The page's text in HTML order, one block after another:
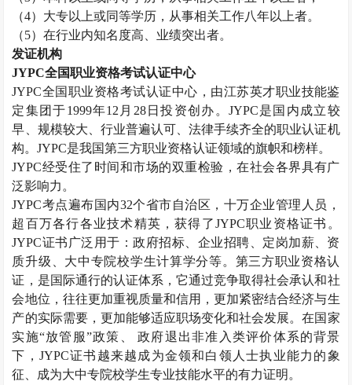
（4）大专以上或同等学历，从事相关工作八年以上者。
（5）在行业内知名度高、业绩突出者。
发证机构
JYPC全国职业资格考试认证中心
JYPC全国职业资格考试认证中心，由江苏英才职业技能鉴
定集团于1999年12 月 28日投资创办。 JYPC是国内成立较
早、规模较大、行业普遍认可、法律手续齐全的职业认证机
构。JYPC是我国第三方职业资格认证领域的旗帜和榜样。
JYPC经受住了时间和市场的双重检验，在社会各界具有广
泛影响力。
JYPC考点遍布国内32个省市自治区，十万企业管理人员，
超百万各行各业技术精英，获得了JYPC职业资格证书。
JYPC证书广泛用于：政府招标、企业招聘、定岗加薪、资
质升级、大中专院校学生计算学分等。第三方职业资格认
证，是国际通行的认证体系，它通过竞争取得社会承认和社
会地位，往往更加重视质量和信用，更加紧密结合经济与生
产的实际需要，更加能够适应职场变化和社会发展。在国家
实施“放管服”政策、 政府退出非准入类评价体系的背景
下， JYPC证书越来越成为金领和白领人士执业能力的象
征、成为大中专院校学生专业技能水平的有力证明。